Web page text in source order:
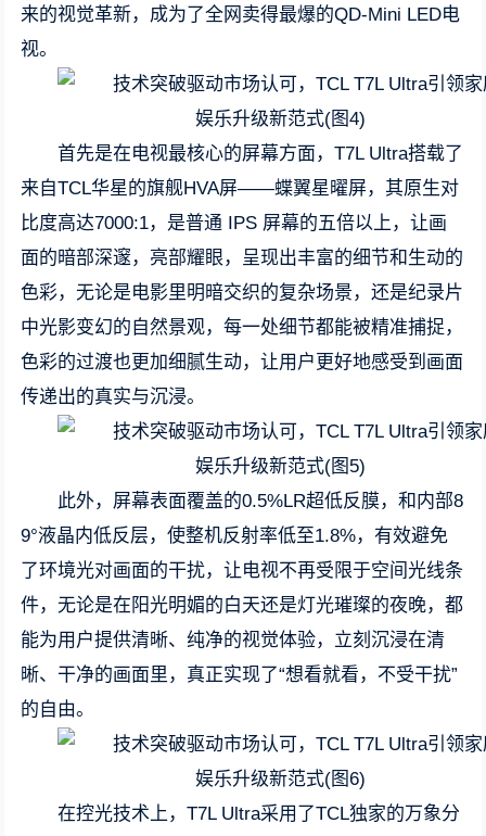
来的视觉革新，成为了全网卖得最爆的QD-Mini LED电
视。
首先是在电视最核心的屏幕方面，T7L Ultra搭载了
来自TCL华星的旗舰HVA屏——蝶翼星曜屏，其原生对
比度高达7000:1，是普通 IPS 屏幕的五倍以上，让画
面的暗部深邃，亮部耀眼，呈现出丰富的细节和生动的
色彩，无论是电影里明暗交织的复杂场景，还是纪录片
中光影变幻的自然景观，每一处细节都能被精准捕捉，
色彩的过渡也更加细腻生动，让用户更好地感受到画面
传递出的真实与沉浸。
此外，屏幕表面覆盖的0.5%LR超低反膜，和内部8
9°液晶内低反层，使整机反射率低至1.8%，有效避免
了环境光对画面的干扰，让电视不再受限于空间光线条
件，无论是在阳光明媚的白天还是灯光璀璨的夜晚，都
能为用户提供清晰、纯净的视觉体验，立刻沉浸在清
晰、干净的画面里，真正实现了“想看就看，不受干扰”
的自由。
在控光技术上，T7L Ultra采用了TCL独家的万象分